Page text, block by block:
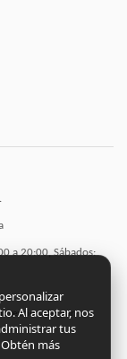
a 20:00, Sábados:
por:
Al aceptar, nos
tus
más